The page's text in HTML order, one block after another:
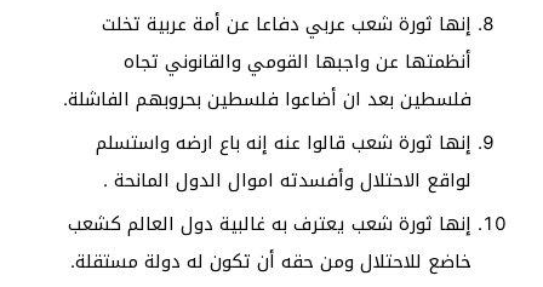
إنها ثورة شعب عربي دفاعا عن أمة عربية تخلت
أنظمتها عن واجبها القومي والقانوني تجاه
فلسطين بعد ان أضاعوا فلسطين بحروبهم الفاشلة.
إنها ثورة شعب قالوا عنه إنه باع ارضه واستسلم
لواقع الاحتلال وأفسدته اموال الدول المانحة .
إنها ثورة شعب يعترف به غالبية دول العالم كشعب
خاضع للاحتلال ومن حقه أن تكون له دولة مستقلة.